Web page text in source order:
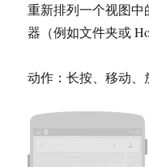
重新排列一个视图
器（例如文件夹或
动作：长按、移动、